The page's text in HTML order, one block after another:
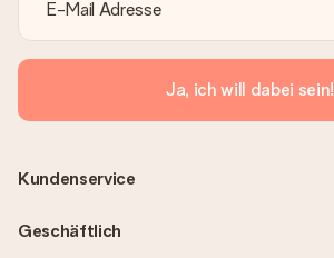
Ja, ich will dabei sein!
Kundenservice
Geschäftlich